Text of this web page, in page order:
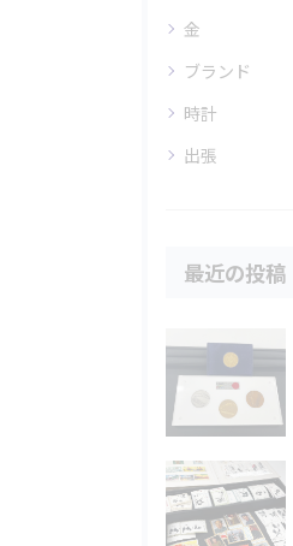
金
ブランド
時計
出張
最近の投稿